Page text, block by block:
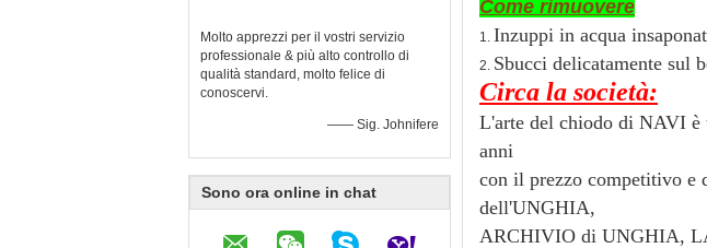
Molto apprezzi per il vostri servizio
professionale & più alto controllo di
qualità standard, molto felice di
conoscervi.
—— Sig. Johnifere
Sono ora online in chat
Come rimuovere
1. Inzuppi in acqua
2. Sbucci delicatamente sul
Circa la società:
L'arte del chiodo di NAVI è
anni
con il prezzo competitivo
dell'UNGHIA,
ARCHIVIO di UNGHIA,